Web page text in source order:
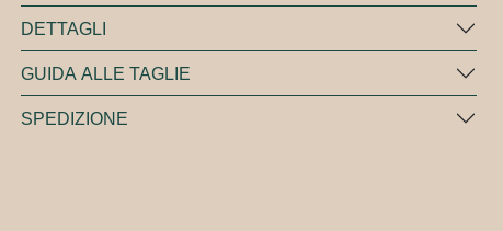
DETTAGLI
GUIDA ALLE TAGLIE
SPEDIZIONE